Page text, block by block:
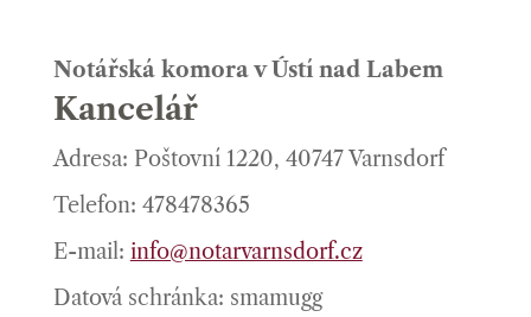
Notářská komora v Ústí nad Labem
Kancelář
Adresa: Poštovní 1220, 40747 Varnsdorf
Telefon: 478478365
E-mail: info@notarvarnsdorf.cz
Datová schránka: smamugg